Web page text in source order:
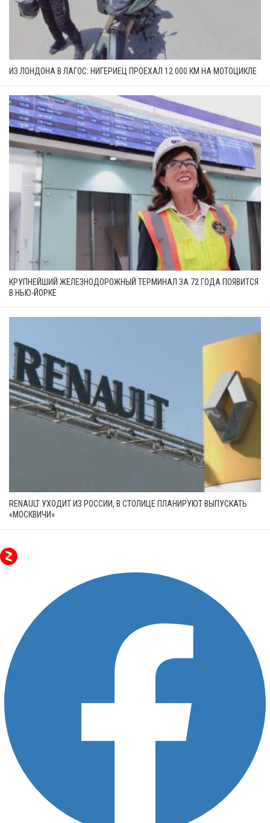
ИЗ ЛОНДОНА В ЛАГОС: НИГЕРИЕЦ ПРОЕХАЛ 12 000 КМ НА МОТОЦИКЛЕ
КРУПНЕЙШИЙ ЖЕЛЕЗНОДОРОЖНЫЙ ТЕРМИНАЛ ЗА 72 ГОДА ПОЯВИТСЯ
В НЬЮ-ЙОРКЕ
RENAULT УХОДИТ ИЗ РОССИИ, В СТОЛИЦЕ ПЛАНИРУЮТ ВЫПУСКАТЬ
«МОСКВИЧИ»